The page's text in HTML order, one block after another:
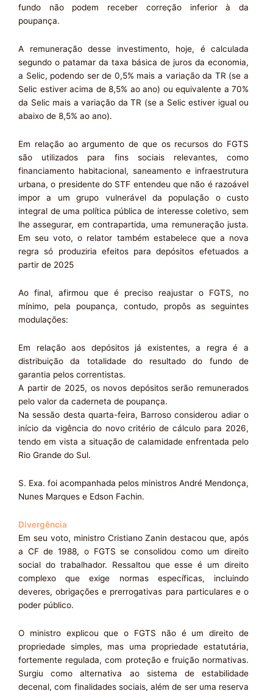
fundo não podem receber correção inferior à da
poupança.
A remuneração desse investimento, hoje, é calculada
segundo o patamar da taxa básica de juros da economia,
a Selic, podendo ser de 0,5% mais a variação da TR (se a
Selic estiver acima de 8,5% ao ano) ou equivalente a 70%
da Selic mais a variação da TR (se a Selic estiver igual ou
abaixo de 8,5% ao ano).
Em relação ao argumento de que os recursos do FGTS
são utilizados para fins sociais relevantes, como
financiamento habitacional, saneamento e infraestrutura
urbana, o presidente do STF entendeu que não é razoável
impor a um grupo vulnerável da população o custo
integral de uma política pública de interesse coletivo, sem
lhe assegurar, em contrapartida, uma remuneração justa.
Em seu voto, o relator também estabelece que a nova
regra só produziria efeitos para depósitos efetuados a
partir de 2025
Ao final, afirmou que é preciso reajustar o FGTS, no
mínimo, pela poupança, contudo, propôs as seguintes
modulações:
Em relação aos depósitos já existentes, a regra é a
distribuição da totalidade do resultado do fundo de
garantia pelos correntistas.
A partir de 2025, os novos depósitos serão remunerados
pelo valor da caderneta de poupança.
Na sessão desta quarta-feira, Barroso considerou adiar o
início da vigência do novo critério de cálculo para 2026,
tendo em vista a situação de calamidade enfrentada pelo
Rio Grande do Sul.
S. Exa. foi acompanhada pelos ministros André Mendonça,
Nunes Marques e Edson Fachin.
Divergência
Em seu voto, ministro Cristiano Zanin destacou que, após
a CF de 1988, o FGTS se consolidou como um direito
social do trabalhador. Ressaltou que esse é um direito
complexo que exige normas específicas, incluindo
deveres, obrigações e prerrogativas para particulares e o
poder público.
O ministro explicou que o FGTS não é um direito de
propriedade simples, mas uma propriedade estatutária,
fortemente regulada, com proteção e fruição normativas.
Surgiu como alternativa ao sistema de estabilidade
decenal, com finalidades sociais, além de ser uma reserva